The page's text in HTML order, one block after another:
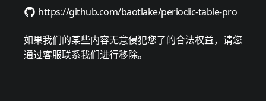
https://github.com/baotlake/periodic-table-pro
如果我们的某些内容无意侵犯您了的合法权益，请您
通过客服联系我们进行移除。